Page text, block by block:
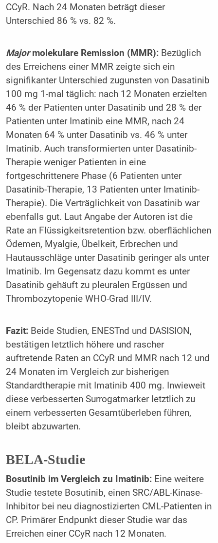
CCyR. Nach 24 Monaten beträgt dieser
Unterschied 86 % vs. 82 %.
Majormolekulare Remission (MMR): Bezüglich
des Erreichens einer MMR zeigte sich ein
signifikanter Unterschied zugunsten von Dasatinib
100 mg 1-mal täglich: nach 12 Monaten erzielten
46 % der Patienten unter Dasatinib und 28 % der
Patienten unter Imatinib eine MMR, nach 24
Monaten 64 % unter Dasatinib vs. 46 % unter
Imatinib. Auch transformierten unter Dasatinib-
Therapie weniger Patienten in eine
fortgeschrittenere Phase (6 Patienten unter
Dasatinib-Therapie, 13 Patienten unter Imatinib-
Therapie). Die Verträglichkeit von Dasatinib war
ebenfalls gut. Laut Angabe der Autoren ist die
Rate an Flüssigkeitsretention bzw. oberflächlichen
Ödemen, Myalgie, Übelkeit, Erbrechen und
Hautausschläge unter Dasatinib geringer als unter
Imatinib. Im Gegensatz dazu kommt es unter
Dasatinib gehäuft zu pleuralen Ergüssen und
Thrombozytopenie WHO-Grad III/IV.
Fazit: Beide Studien, ENESTnd und DASISION,
bestätigen letztlich höhere und rascher
auftretende Raten an CCyR und MMR nach 12 und
24 Monaten im Vergleich zur bisherigen
Standardtherapie mit Imatinib 400 mg. Inwieweit
diese verbesserten Surrogatmarker letztlich zu
einem verbesserten Gesamtüberleben führen,
bleibt abzuwarten.
BELA-Studie
Bosutinib im Vergleich zu Imatinib: Eine weitere
Studie testete Bosutinib, einen SRC/ABL-Kinase-
Inhibitor bei neu diagnostizierten CML-Patienten in
CP. Primärer Endpunkt dieser Studie war das
Erreichen einer CCyR nach 12 Monaten.